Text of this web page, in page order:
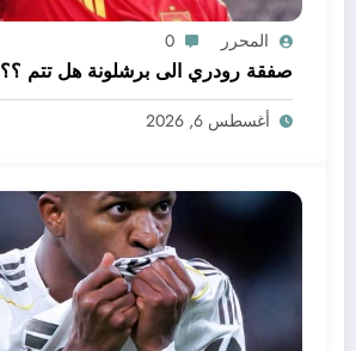
المحرر 0
صفقة رودري الى برشلونة هل تتم ؟؟
أغسطس 6, 2026